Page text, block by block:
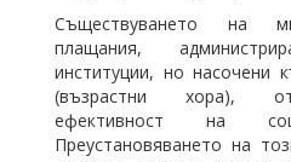
Съществуването на
плащания,
институции, но насочени
(възрастни хора),
ефективност на
Преустановяването на